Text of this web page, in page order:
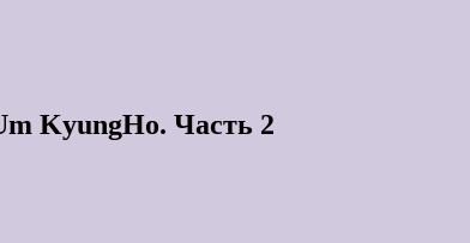
KyungHo. Часть 2